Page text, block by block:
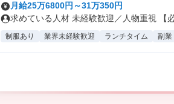
月給25万6800円～31万350円
求めている人材 未経験歓迎／人物重視 【
制服あり 業界未経験歓迎 ランチタイム 副業